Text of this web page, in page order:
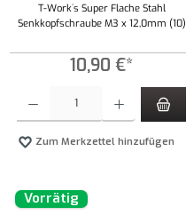
T-Work´s Super Flache Stahl
Senkkopfschraube M3 x 12,0mm (10)
10,90 €*
Zum Merkzettel hinzufügen
Vorrätig